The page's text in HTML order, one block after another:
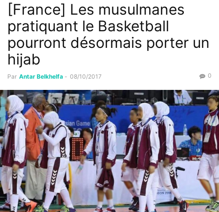
[France] Les musulmanes
pratiquant le Basketball
pourront désormais porter un
hijab
Par Antar Belkhelfa - 08/10/2017 0